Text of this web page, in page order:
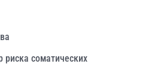
соматических